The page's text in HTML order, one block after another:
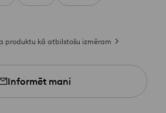
produktu kā atbilstošu izmēram
Informēt mani